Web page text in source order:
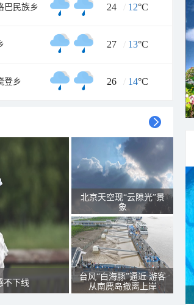
巴民族乡 24 / 12°C
27 / 13°C
登乡 26 / 14°C
不下线
北京天空现“云隙光”景
象
台风“白海豚”逼近 游客
从南麂岛撤离上岸